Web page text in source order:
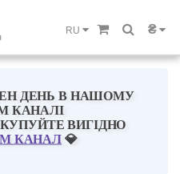
₴
RU
ДЕНЬ В НАШОМУ
КАНАЛІ
ВИГІДНО
КАНАЛ 💎